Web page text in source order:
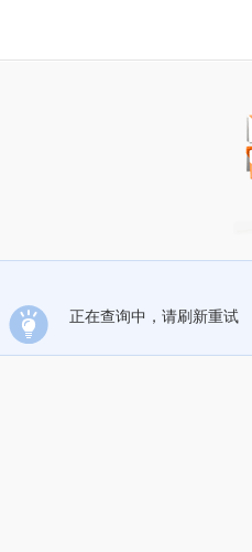
正在查询中，请刷新重试